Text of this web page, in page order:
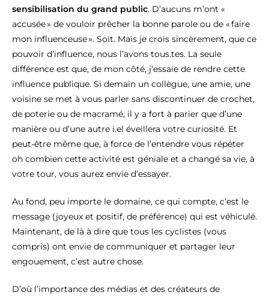
sensibilisation du grand public. D’aucuns m’ont «
accusée » de vouloir prêcher la bonne parole ou de « faire
mon influenceuse ». Soit. Mais je crois sincèrement, que ce
pouvoir d’influence, nous l’avons tous.tes. La seule
différence est que, de mon côté, j’essaie de rendre cette
influence publique. Si demain un collègue, une amie, une
voisine se met à vous parler sans discontinuer de crochet,
de poterie ou de macramé, il y a fort à parier que d’une
manière ou d’une autre i.el éveillera votre curiosité. Et
peut-être même que, à force de l’entendre vous répéter
oh combien cette activité est géniale et a changé sa vie, à
votre tour, vous aurez envie d’essayer.
Au fond, peu importe le domaine, ce qui compte, c’est le
message (joyeux et positif, de préférence) qui est véhiculé.
Maintenant, de là à dire que tous les cyclistes (vous
compris) ont envie de communiquer et partager leur
engouement, c’est autre chose.
D’où l’importance des médias et des créateurs de